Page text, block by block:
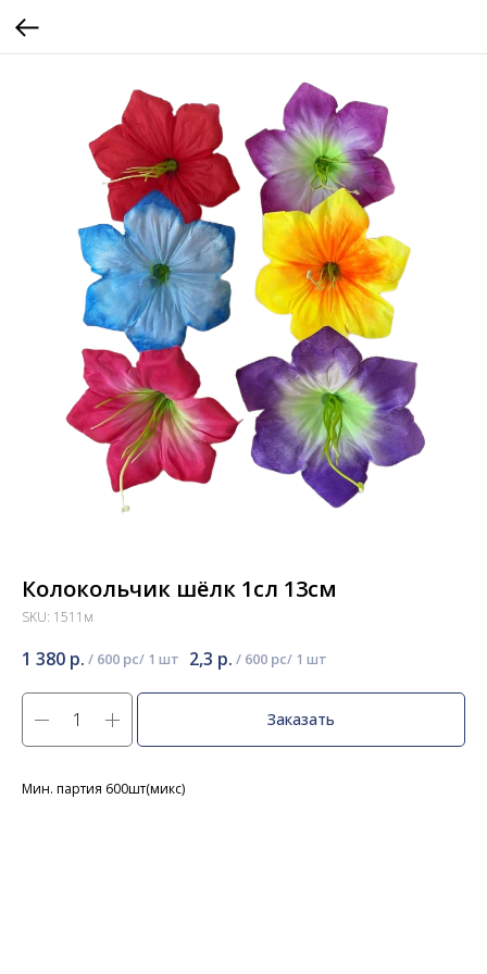
Колокольчик шёлк 1сл 13см
SKU: 1511м
1 380 р. / 600 pc 2,3 р. / 600 pc
Заказать
Мин. партия 600шт(микс)